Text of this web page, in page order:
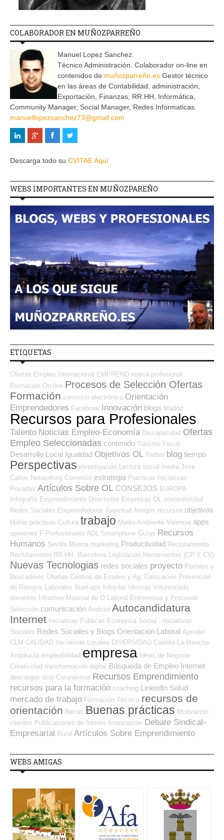
COLABORADOR EN MUÑOZPARREÑO
Manuel Lopez Sanchez.
Técnico Administración. Colaborador on-line en
contenidos de muñozparreño.es Gestor técnico
en las áreas de Contabilidad, administración,
Exportación, Finanzas, RR.HH, Informática,
Community Manager, Social Manager, Redes Informaticas.
manuellopezsanchez73@gmail.com
Descarga todo su CVITAE Aquí
WEBS IMPORTANTES EN MUÑOZPAREÑO
ETIQUETAS
Ofertas Empleo Internacional EMPREND marca profesional
Formación On-line Procesos de Selección Ofertas
Formación comercio electrónico Orientación
Emprendedores Facebook Innovación blogs Madrid
Recursos para Profesionales
Talento Noticias Empleo-Economía Discapacidad Ofertas
Empleo Seleccionadas contenido Turismo Fiscal
Desarrollo Local Igualdad Objetivos OL Twitter blog tiempo
Perspectivas investigación Lectura social media José
Carlos Networking Comercio estrategia Prácticas
Iniciativas
Privadas Artículos Sobre OL CONSEJOS EUROPA
Infografía Emprendimiento Directorios Empresas OL sostenibilidad
Redes Sociales Emprendedores Juventud Amigos recursos objetivos
Malas prácticas Cultura trabajo Medio Ambiente Valencia apps
opiniones F Profesionales ADL Smartphone Guías Recursos
Humanos Sevilla Murcia marketing Productividad Reclutamiento
Reclutamiento RR.HH. Barcelona Legislación Herramientas (CP Y CV)
Nuevas Tecnologias redes sociales proyecto Portales y
Buscadores Ofertas Centros de Empleo y Ag. Colocación Prevención
de Riesgos Laborales Start-ups Infojobs Idiomas Voluntariado
docentes
Informes Material de O.Laboral Entrevistas y Procesos
Selección comunicación Android Autocandidatura
Internet Iniciativas Públicas Economía Social - Iniciativas
Sociales Redes Sociales y Blogs Orientación Laboral Aprodel
CLM CALIDAD Iniciativas Locales DIVERSIDAD Castilla La Mancha
Andalucía empleabilidad empresa Ideas de Negocio
Creatividad transformación digital Búsqueda de Empleo Internet
descargas ocio Coronavirus Recursos Emprendimiento
recursos para la formación coaching Linkedin Salud
mercado de trabajo Formación Técnica recursos de
orientación Becas Buenas prácticas Motivación
clientes Publicaciones de Interés financiación Debate Sindical-
Empresarial Rural Artículos Sobre Emprendimiento
WEBS AMIGAS